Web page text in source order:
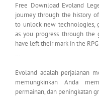
Free Download Evoland
journey through the history
to unlock new technologies,
as you progress through the
have left their mark in the
…
Evoland adalah perjalanan
memungkinkan Anda
permainan, dan peningkatan